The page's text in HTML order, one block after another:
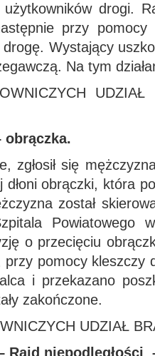
drogi.
przy pomocy
Wystający
Na tym
obrączka.
zgłosił się
obrączki, która
został
Powiatowego
o przecięciu
przy pomocy kleszczy
i przekazano
zakończone.
UDZIAŁ
Rajd niepodległości